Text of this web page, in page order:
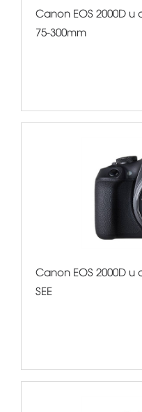
Canon EOS 2000D и
75-300mm
Canon EOS 2000D и
SEE